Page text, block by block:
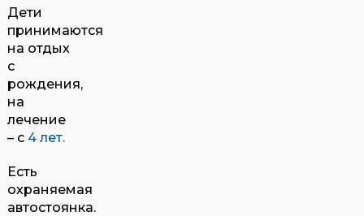
Дети
принимаются
на отдых
с
рождения,
на
лечение
– с 4 лет.
Есть
охраняемая
автостоянка.